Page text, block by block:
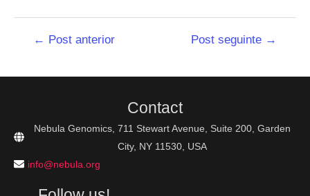
Navegação
← Post anterior Post seguinte →
Contact
Nebula Genomics, 711 Stewart Avenue, Suite 200, Garden
City, NY 11530, USA
info@nebula.org